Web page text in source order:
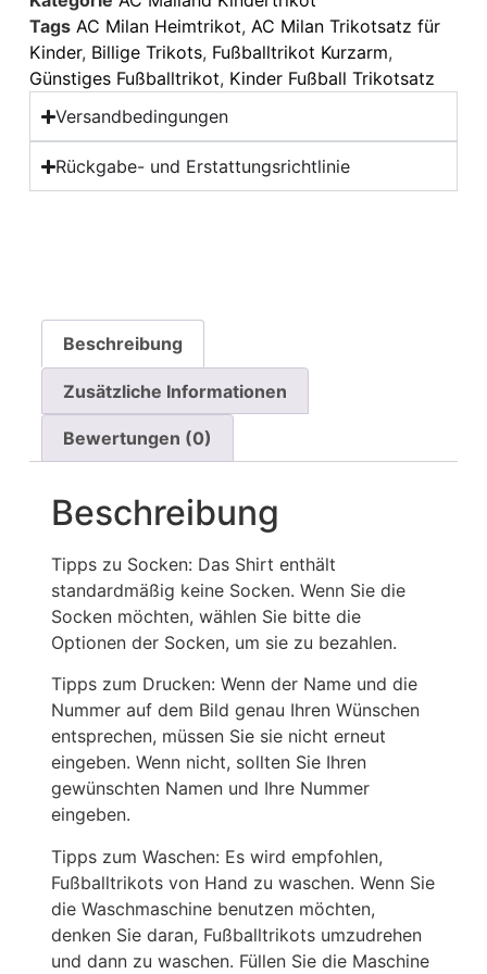
Tags AC Milan Heimtrikot, AC Milan Trikotsatz für
Kinder, Billige Trikots, Fußballtrikot Kurzarm,
Günstiges Fußballtrikot, Kinder Fußball Trikotsatz
Versandbedingungen
Rückgabe- und Erstattungsrichtlinie
Beschreibung
Zusätzliche Informationen
Bewertungen (0)
Beschreibung
Tipps zu Socken: Das Shirt enthält
standardmäßig keine Socken. Wenn Sie die
Socken möchten, wählen Sie bitte die
Optionen der Socken, um sie zu bezahlen.
Tipps zum Drucken: Wenn der Name und die
Nummer auf dem Bild genau Ihren Wünschen
entsprechen, müssen Sie sie nicht erneut
eingeben. Wenn nicht, sollten Sie Ihren
gewünschten Namen und Ihre Nummer
eingeben.
Tipps zum Waschen: Es wird empfohlen,
Fußballtrikots von Hand zu waschen. Wenn Sie
die Waschmaschine benutzen möchten,
denken Sie daran, Fußballtrikots umzudrehen
und dann zu waschen. Füllen Sie die Maschine